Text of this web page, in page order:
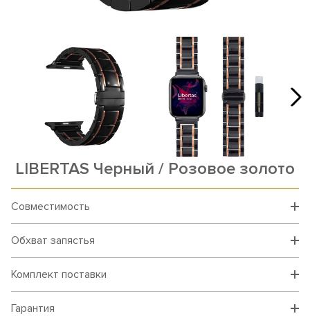
LIBERTAS Черный / Розовое золото
Совместимость
Обхват запястья
Комплект поставки
Гарантия